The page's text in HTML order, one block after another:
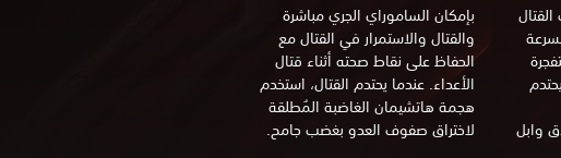
بإمكان الساموراي الجري مباشرة
والقتال والاستمرار في القتال مع
الحفاظ على نقاط صحته أثناء قتال
الأعداء. عندما يحتدم القتال، استخدم
هجمة هاتشيمان الغاضبة المُطلقة
لاختراق صفوف العدو بغضب جامح.
وابل